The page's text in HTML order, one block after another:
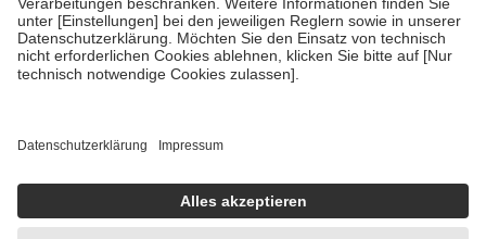
GKV getragen werden
• empfohlenen Schutzimpfungen
• Harn- und Blutteststreifen
getroffen, um sicherzustellen, dass es sich um echte Bewertungen
https://help.etrusted.com/hc/de/articles/4419944605341
Einige Bilder und Inhalte wurden unter Zuhilfenahme künstlicher